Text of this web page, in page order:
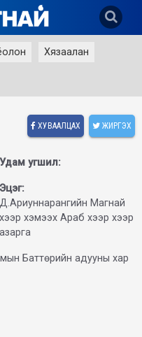
Хязаалан
ХУВААЛЦАХ ЖИРГЭХ
Удам угшил:
Эцэг:
Д.Ариуннарангийн Магнай
хээр хэмээх Араб хээр хээр
азарга
Баттөрийн адууны хар